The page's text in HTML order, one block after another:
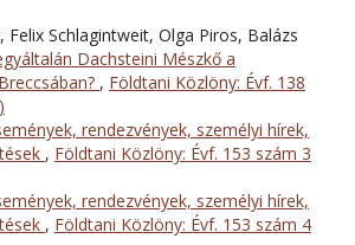
Felix Schlagintweit, Olga Piros, Balázs
Dachsteini Mészkő a
, Földtani Közlöny: Évf. 138
rendezvények, személyi hírek,
, Földtani Közlöny: Évf. 153 szám 3
rendezvények, személyi hírek,
, Földtani Közlöny: Évf. 153 szám 4